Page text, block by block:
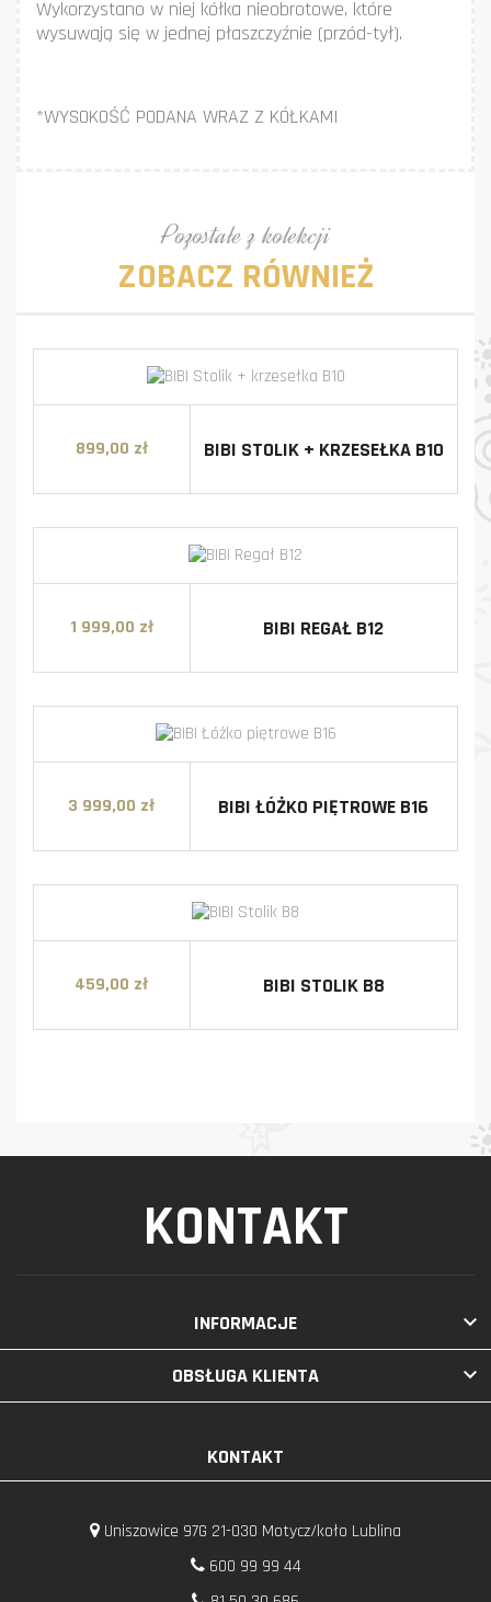
Wykorzystano w niej kółka nieobrotowe, które
wysuwają się w jednej płaszczyźnie (przód-tył).
*WYSOKOŚĆ PODANA WRAZ Z KÓŁKAMI
Pozostałe z kolekcji
ZOBACZ RÓWNIEŻ
Cena
899,00 zł BIBI STOLIK + KRZESEŁKA B10
Cena
1 999,00 zł BIBI REGAŁ B12
Cena
3 999,00 zł BIBI ŁÓŻKO PIĘTROWE B16
Cena
459,00 zł BIBI STOLIK B8
KONTAKT
INFORMACJE 
OBSŁUGA KLIENTA 
KONTAKT
Uniszowice 97G 21-030 Motycz/koło Lublina
600 99 99 44